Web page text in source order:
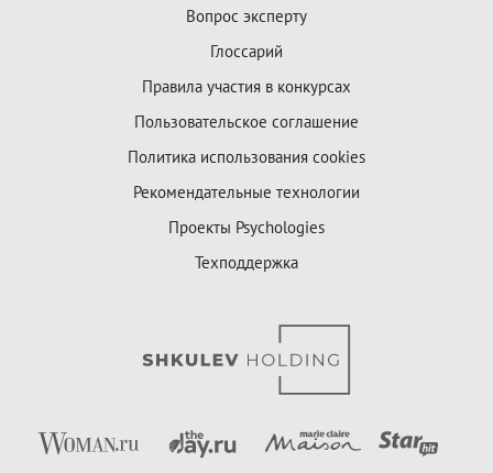
Вопрос эксперту
Глоссарий
Правила участия в конкурсах
Пользовательское соглашение
Политика использования cookies
Рекомендательные технологии
Проекты Psychologies
Техподдержка